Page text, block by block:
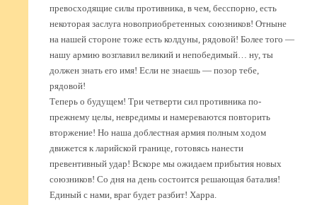
превосходящие силы противника, в чем, бесспорно, есть
некоторая заслуга новоприобретенных союзников! Отныне
на нашей стороне тоже есть колдуны, рядовой! Более того —
нашу армию возглавил великий и непобедимый… ну, ты
должен знать его имя! Если не знаешь — позор тебе,
рядовой!
Теперь о будущем! Три четверти сил противника по-
прежнему целы, невредимы и намереваются повторить
вторжение! Но наша доблестная армия полным ходом
движется к ларийской границе, готовясь нанести
превентивный удар! Вскоре мы ожидаем прибытия новых
союзников! Со дня на день состоится решающая баталия!
Единый с нами, враг будет разбит! Харра.